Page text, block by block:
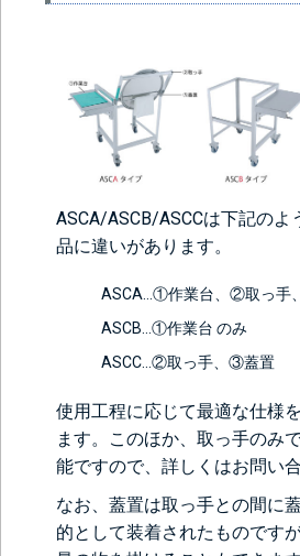
ASCA/ASCB/ASCCは下記のよ
品に違いがあります。
ASCA…①作業台、②取っ手
ASCB…①作業台 のみ
ASCC…②取っ手、③蓋置
使用工程に応じて最適な仕様
ます。このほか、取っ手のみ
能ですので、詳しくはお問い
なお、蓋置は取っ手との間に
的として装着されたものです